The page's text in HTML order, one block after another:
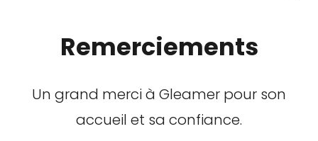
Remerciements
Un grand merci à Gleamer pour son
accueil et sa confiance.